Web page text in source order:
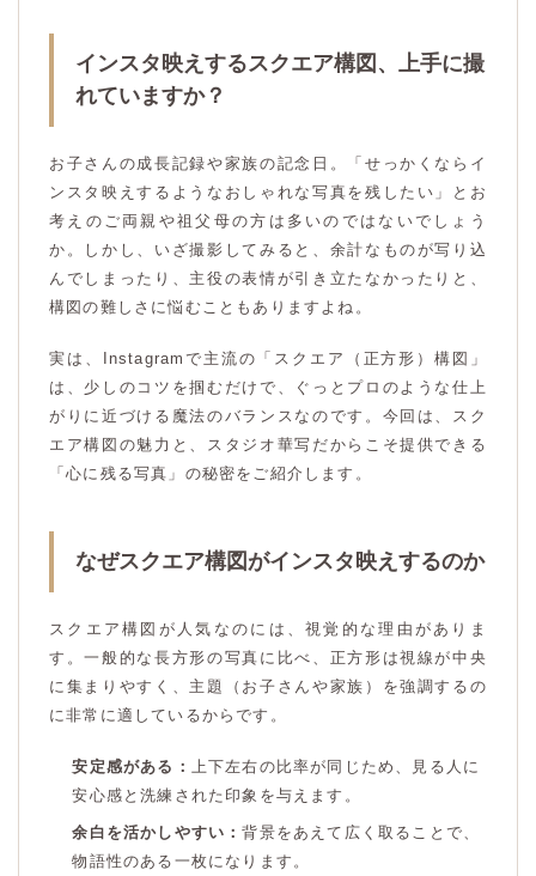
インスタ映えするスクエア構図、上手に撮
れていますか？
お子さんの成長記録や家族の記念日。「せっかくならイ
ンスタ映えするようなおしゃれな写真を残したい」とお
考えのご両親や祖父母の方は多いのではないでしょう
か。しかし、いざ撮影してみると、余計なものが写り込
んでしまったり、主役の表情が引き立たなかったりと、
構図の難しさに悩むこともありますよね。
実は、Instagramで主流の「スクエア（正方形）構図」
は、少しのコツを掴むだけで、ぐっとプロのような仕上
がりに近づける魔法のバランスなのです。今回は、スク
エア構図の魅力と、スタジオ華写だからこそ提供できる
「心に残る写真」の秘密をご紹介します。
なぜスクエア構図がインスタ映えするのか
スクエア構図が人気なのには、視覚的な理由がありま
す。一般的な長方形の写真に比べ、正方形は視線が中央
に集まりやすく、主題（お子さんや家族）を強調するの
に非常に適しているからです。
安定感がある： 上下左右の比率が同じため、見る人に
安心感と洗練された印象を与えます。
余白を活かしやすい：背景をあえて広く取ることで、
物語性のある一枚になります。